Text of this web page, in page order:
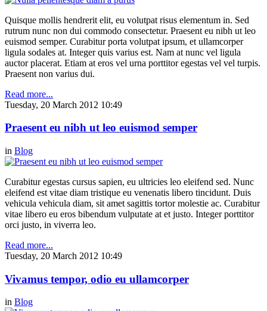
Quisque mollis hendrerit elit, eu volutpat risus elementum in. Sed
rutrum nunc non dui commodo consectetur. Praesent eu nibh ut leo
euismod semper. Curabitur porta volutpat ipsum, et ullamcorper
ligula sodales at. Integer quis varius est. Nam at nunc vel ligula
auctor placerat. Etiam at eros vel urna porttitor egestas vel vel turpis.
Praesent non varius dui.
Read more...
Tuesday, 20 March 2012 10:49
Praesent eu nibh ut leo euismod semper
in Blog
Curabitur egestas cursus sapien, eu ultricies leo eleifend sed. Nunc
eleifend est vitae diam tristique eu venenatis libero tincidunt. Duis
vehicula vehicula diam, sit amet sagittis tortor molestie ac. Curabitur
vitae libero eu eros bibendum vulputate at et justo. Integer porttitor
orci justo, in viverra leo.
Read more...
Tuesday, 20 March 2012 10:49
Vivamus tempor, odio eu ullamcorper
in Blog